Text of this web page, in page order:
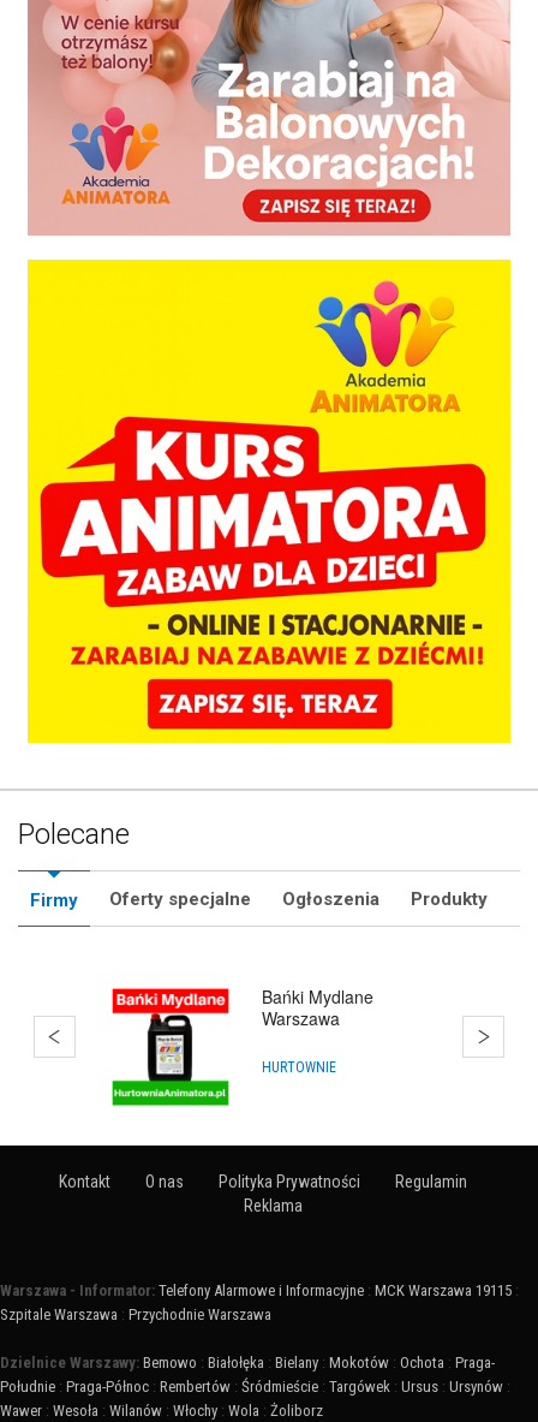
Polecane
Firmy Oferty specjalne Ogłoszenia Produkty
Q'Joy - Bańki Mydlane
ARTYKUŁY NA IMPREZY
Kontakt O nas Polityka Prywatności
Regulamin
Reklama
Warszawa - Informator: Telefony Alarmowe i Informacyjne : MCK Warszawa 19115 :
Szpitale Warszawa : Przychodnie Warszawa
Dzielnice Warszawy: Bemowo : Białołęka : Bielany : Mokotów : Ochota : Praga-
Południe : Praga-Północ : Rembertów : Śródmieście : Targówek : Ursus : Ursynów :
Wawer : Wesoła : Wilanów : Włochy : Wola : Żoliborz